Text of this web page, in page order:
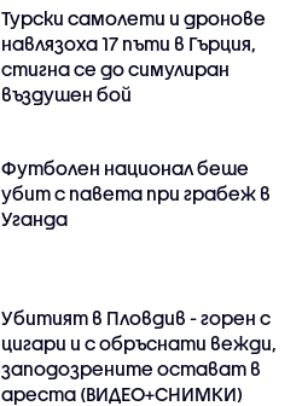
Турски самолети и дронове
навлязоха 17 пъти в Гърция,
стигна се до симулиран
въздушен бой
Футболен национал беше
убит с павета при грабеж в
Уганда
Убитият в Пловдив - горен с
цигари и с обръснати вежди,
заподозрените остават в
ареста (ВИДЕО+СНИМКИ)